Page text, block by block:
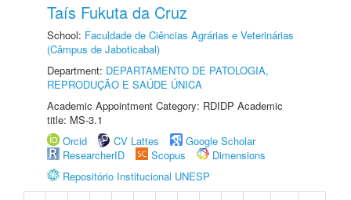
Taís Fukuta da Cruz
School: Faculdade de Ciências Agrárias e Veterinárias
(Câmpus de Jaboticabal)
Department: DEPARTAMENTO DE PATOLOGIA,
REPRODUÇÃO E SAÚDE ÚNICA
Academic Appointment Category: RDIDP Academic
title: MS-3.1
Orcid
CV Lattes
Google Scholar
ResearcherID
Scopus
Dimensions
Repositório Institucional UNESP